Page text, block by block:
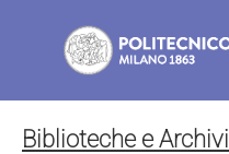
Biblioteche e Archivi